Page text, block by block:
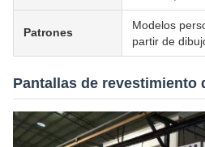
Patrones
Modelos
partir de
Pantallas de revestimiento